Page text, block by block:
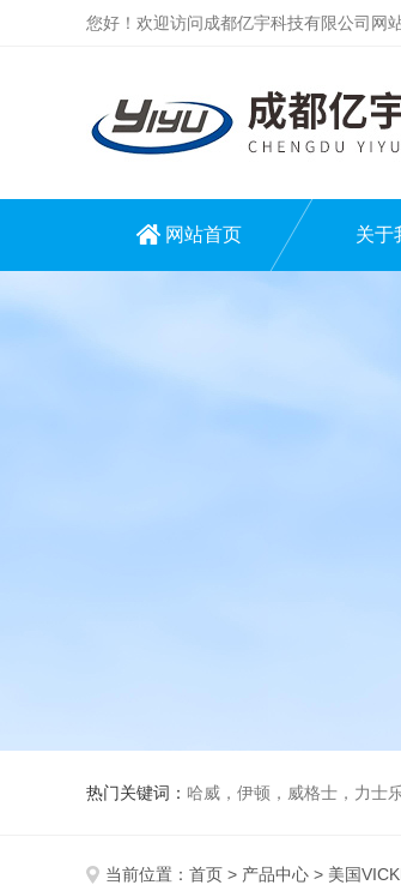
您好！欢迎访问成都亿宇科技有限公司网站
网站首页 关于
热门关键词： 哈威，伊顿，威格士，力士
当前位置： 首页 > 产品中心 > 美国